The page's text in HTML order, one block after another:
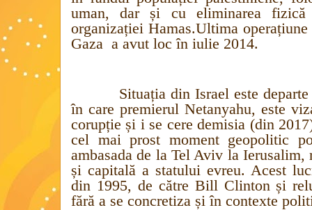
uman, dar și cu eliminarea
organizației Hamas.Ultima
Gaza a avut loc în iulie 2014.
Situația din Israel este
în care premierul Netanyahu, este
corupție și i se cere demisia (din
cel mai prost moment geopolitic
ambasada de la Tel Aviv la Ierusalim,
și capitală a statului evreu. Acest
din 1995, de către Bill Clinton și
fără a se concretiza și în contexte